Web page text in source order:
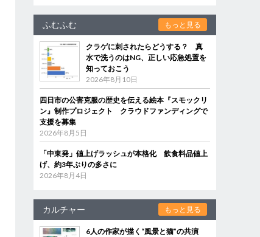
ふむふむ もっと見る
クラゲに刺されたらどうする？ 真
水で洗うのはNG、正しい応急処置を
知っておこう
2026年8月10日
四日市の公害克服の歴史を伝える絵本『スモックリ
ン』制作プロジェクト クラウドファンディングで
支援を募集
2026年8月5日
「中東発」値上げラッシュが本格化 飲食料品値上
げ、約3年ぶりの多さに
2026年8月4日
カルチャー もっと見る
6人の作家が描く“風景と猫”の共演